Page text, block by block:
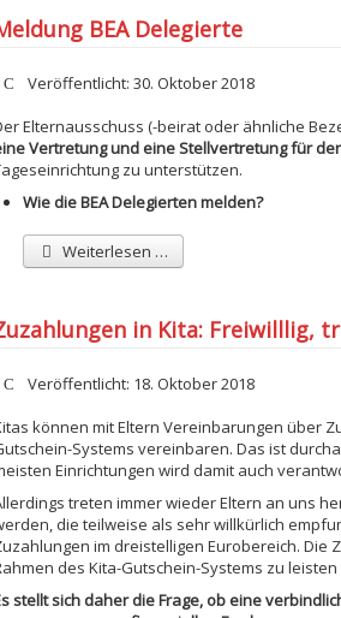
BEA Delegierte
Veröffentlicht: 30. Oktober 2018
Elternausschuss (-beirat oder ähnliche
Vertretung und eine Stellvertretung für
zu unterstützen.
Wie die BEA Delegierten melden?
Weiterlesen …
in Kita: Freiwilllig,
Veröffentlicht: 18. Oktober 2018
können mit Eltern Vereinbarungen über
Systems vereinbaren. Das ist
Einrichtungen wird damit auch
treten immer wieder Eltern an uns
die teilweise als sehr willkürlich
im dreistelligen Eurobereich. Die
des Kita-Gutschein-Systems zu
stellt sich daher die Frage, ob eine